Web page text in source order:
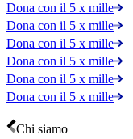
Dona con il 5 x mille
Dona con il 5 x mille
Dona con il 5 x mille
Dona con il 5 x mille
Dona con il 5 x mille
Dona con il 5 x mille
Chi siamo